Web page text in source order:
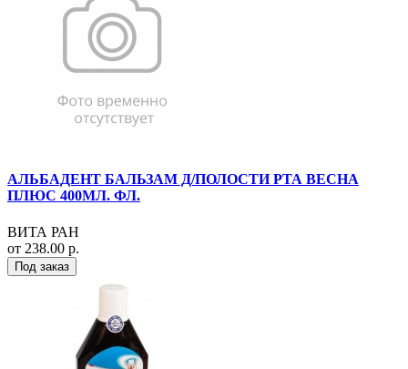
АЛЬБАДЕНТ БАЛЬЗАМ Д/ПОЛОСТИ РТА ВЕСНА
ПЛЮС 400МЛ. ФЛ.
ВИТА РАН
от 238.00 р.
Под заказ